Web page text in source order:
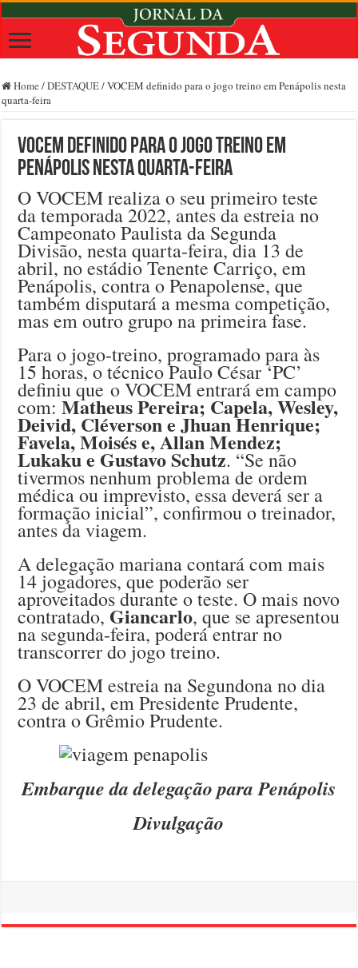
Home /DESTAQUE/VOCEM definido para o jogo treino em Penápolis nesta
quarta-feira
VOCEM definido para o jogo treino em
Penápolis nesta quarta-feira
O VOCEM realiza o seu primeiro teste
da temporada 2022, antes da estreia no
Campeonato Paulista da Segunda
Divisão, nesta quarta-feira, dia 13 de
abril, no estádio Tenente Carriço, em
Penápolis, contra o Penapolense, que
também disputará a mesma competição,
mas em outro grupo na primeira fase.
Para o jogo-treino, programado para às
15 horas, o técnico Paulo César ‘PC’
definiu que o VOCEM entrará em campo
com:Matheus Pereira; Capela, Wesley,
Deivid, Cléverson e Jhuan Henrique;
Favela, Moisés e, Allan Mendez;
Lukaku e Gustavo Schutz. “Se não
tivermos nenhum problema de ordem
médica ou imprevisto, essa deverá ser a
formação inicial”, confirmou o treinador,
antes da viagem.
A delegação mariana contará com mais
14 jogadores, que poderão ser
aproveitados durante o teste. O mais novo
contratado, Giancarlo, que se apresentou
na segunda-feira, poderá entrar no
transcorrer do jogo treino.
O VOCEM estreia na Segundona no dia
23 de abril, em Presidente Prudente,
contra o Grêmio Prudente.
Embarque da delegação para Penápolis
Divulgação